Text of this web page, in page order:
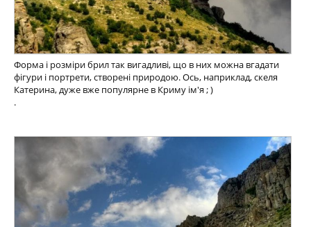
Форма і розміри брил так вигадливі, що в них можна вгадати
фігури і портрети, створені природою. Ось, наприклад, скеля
Катерина, дуже вже популярне в Криму ім'я ; )
.